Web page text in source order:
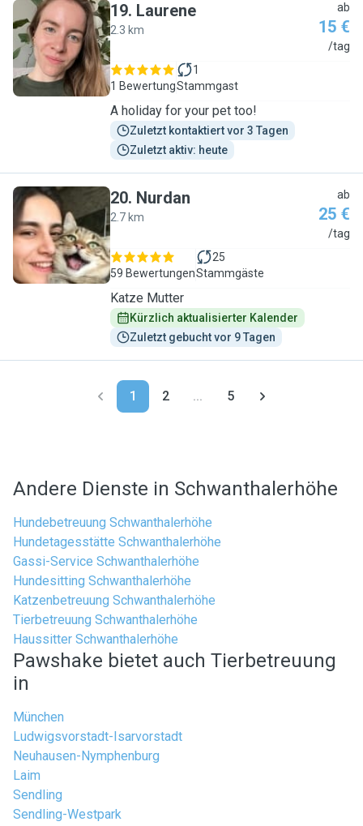
L
19. Laurene
2.3 km
ab
15 €
/tag
1 Bewertung
1
Stammgast
A holiday for your pet too!
Zuletzt kontaktiert vor 3 Tagen
Zuletzt aktiv: heute
N
20. Nurdan
2.7 km
ab
25 €
/tag
59 Bewertungen
25
Stammgäste
Katze Mutter
Kürzlich aktualisierter Kalender
Zuletzt gebucht vor 9 Tagen
1 2 ... 5
Andere Dienste in Schwanthalerhöhe
Hundebetreuung Schwanthalerhöhe
Hundetagesstätte Schwanthalerhöhe
Gassi-Service Schwanthalerhöhe
Hundesitting Schwanthalerhöhe
Katzenbetreuung Schwanthalerhöhe
Tierbetreuung Schwanthalerhöhe
Haussitter Schwanthalerhöhe
Pawshake bietet auch Tierbetreuung
in
München
Ludwigsvorstadt-Isarvorstadt
Neuhausen-Nymphenburg
Laim
Sendling
Sendling-Westpark